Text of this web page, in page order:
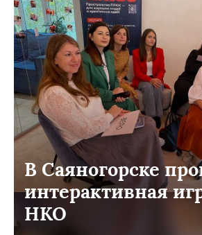
В Саяногорске
интерактивная
НКО